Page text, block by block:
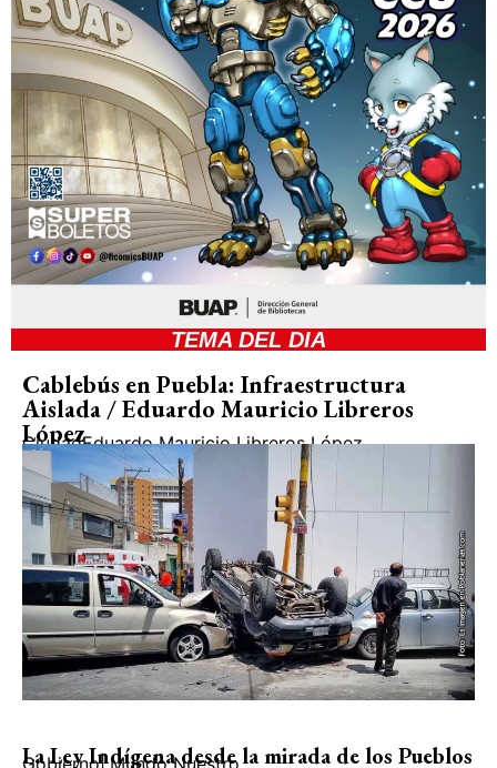
TEMA DEL DIA
Cablebús en Puebla: Infraestructura
Aislada / Eduardo Mauricio Libreros
López
CiudadEduardo Mauricio Libreros López
La Ley Indígena desde la mirada de los Pueblos